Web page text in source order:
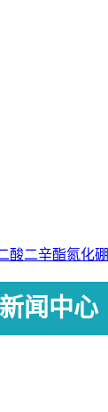
酸二辛酯氮化硼
闻中心